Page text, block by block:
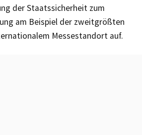
der Staatssicherheit zum
am Beispiel der zweitgrößten
Messestandort auf.